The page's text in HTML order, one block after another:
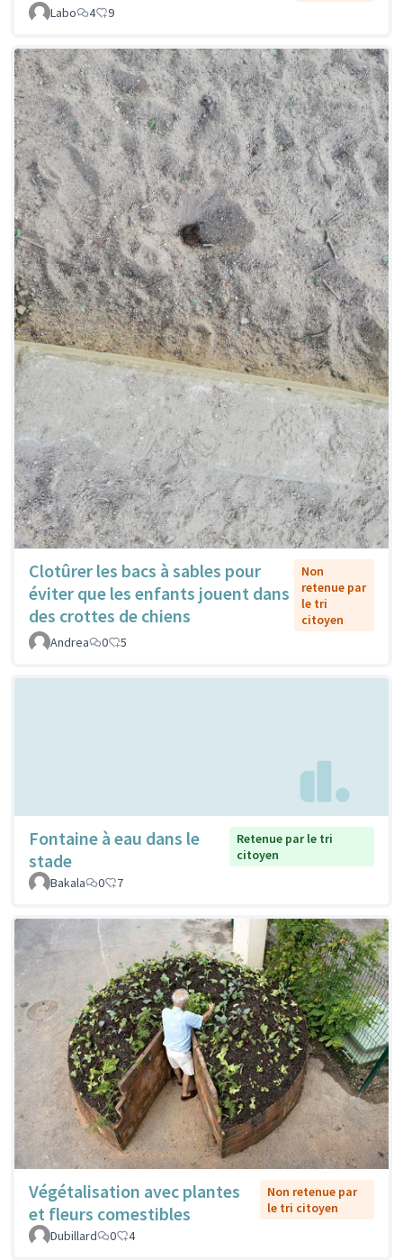
Labo
4 9
Clotûrer les bacs à sables pour
éviter que les enfants jouent dans
des crottes de chiens
Non
retenue par
le tri
citoyen
Andrea
0 5
Fontaine à eau dans le
stade
Retenue par le tri
citoyen
Bakala
0 7
Végétalisation avec plantes
et fleurs comestibles
Non retenue par
le tri citoyen
Dubillard
0 4